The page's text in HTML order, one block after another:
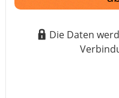
Die Daten